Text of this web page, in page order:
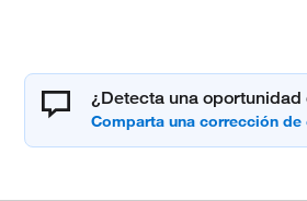
¿Detecta una oportunidad